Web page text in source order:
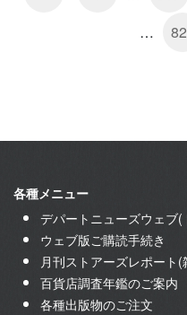
…
各種メニュー
デパートニューズウェブ(
ウェブ版ご購読手続き
月刊ストアーズレポート
百貨店調査年鑑のご案内
各種出版物のご注文